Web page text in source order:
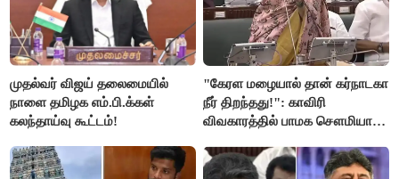
முதல்வர் விஜய் தலைமையில்
நாளை தமிழக எம்.பி.க்கள்
கலந்தாய்வு கூட்டம்!
"கேரள மழையால் தான் கர்நாடகா
நீர் திறந்தது!": காவிரி
விவகாரத்தில் பாமக சௌமியா